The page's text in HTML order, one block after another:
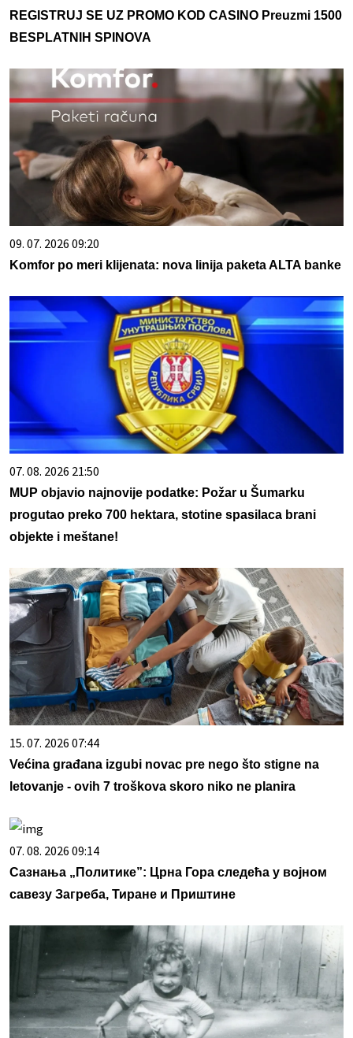
REGISTRUJ SE UZ PROMO KOD CASINO Preuzmi 1500
BESPLATNIH SPINOVA
09. 07. 2026 09:20
Komfor po meri klijenata: nova linija paketa ALTA banke
07. 08. 2026 21:50
MUP objavio najnovije podatke: Požar u Šumarku
progutao preko 700 hektara, stotine spasilaca brani
objekte i meštane!
15. 07. 2026 07:44
Većina građana izgubi novac pre nego što stigne na
letovanje - ovih 7 troškova skoro niko ne planira
07. 08. 2026 09:14
Сазнања „Политике”: Црна Гора следећа у војном
савезу Загреба, Тиране и Приштине